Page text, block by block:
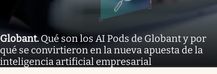
Globant.Qué son los AI Pods de Globant y por
qué se convirtieron en la nueva apuesta de la
inteligencia artificial empresarial